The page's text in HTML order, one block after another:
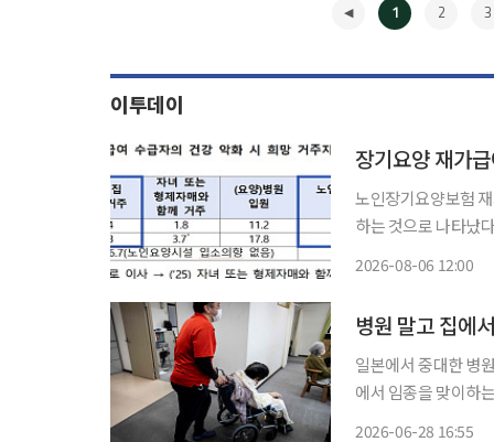
1 2 3
이투데이
장기요양 재가
노인장기요양보험
하는 것으로 나타났다.
2026-08-06 12:00
일본에서 중대한 병
에서 임종을 맞이하는 비율이
2026-06-28 16:55